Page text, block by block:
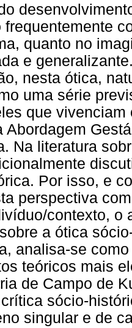
frequentemente
quanto no
e
nesta ótica,
uma série
que
Abordagem
Na literatura
Por isso, e
perspectiva
contexto, o
a ótica
analisa-se
teóricos mais
de Campo de
sócio-
singular e de